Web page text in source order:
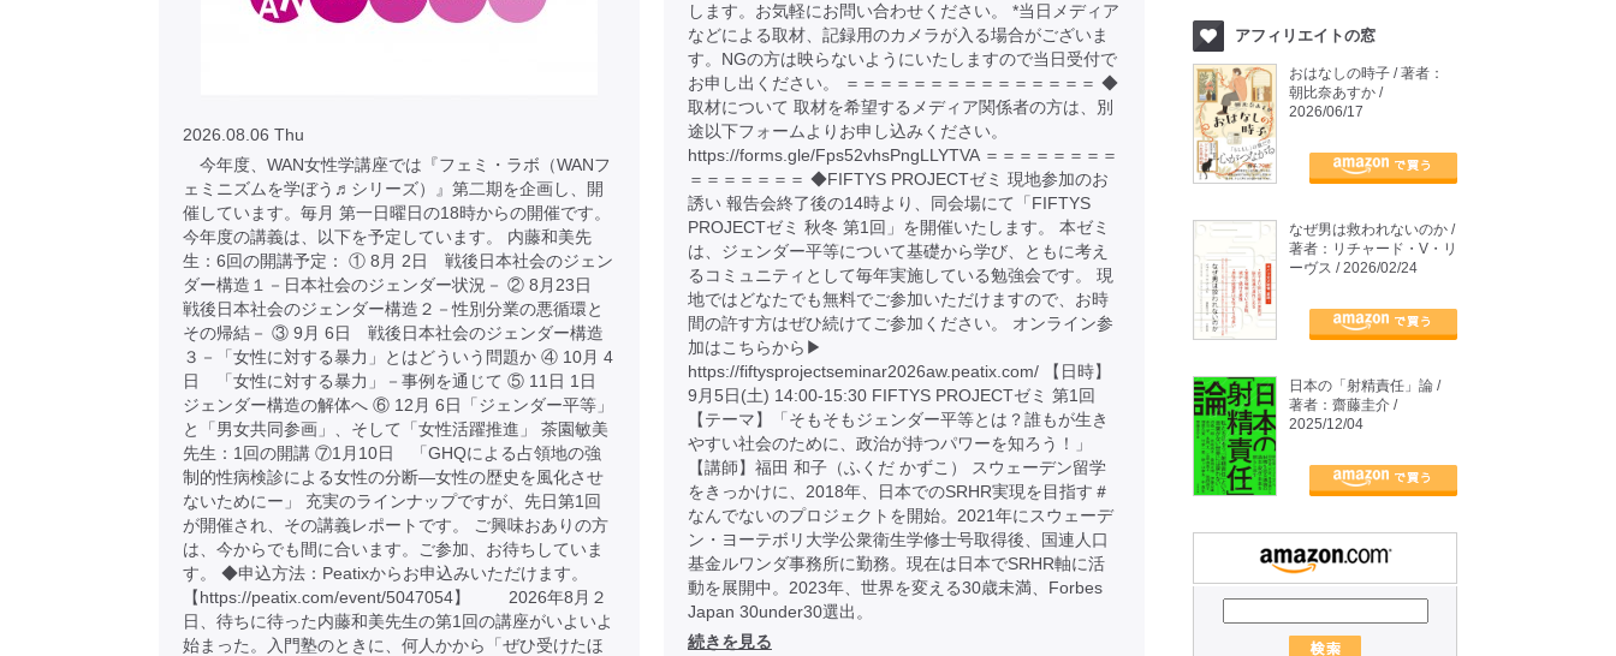
します。お気軽にお問い合わせください。 *当日メディア
などによる取材、記録用のカメラが入る場合がございま
す。NGの方は映らないようにいたしますので当日受付で
お申し出ください。 ＝＝＝＝＝＝＝＝＝＝＝＝＝＝＝ ◆
取材について 取材を希望するメディア関係者の方は、別
途以下フォームよりお申し込みください。
https://forms.gle/Fps52vhsPngLLYTVA ＝＝＝＝＝＝＝＝
＝＝＝＝＝＝＝ ◆FIFTYS PROJECTゼミ 現地参加のお
誘い 報告会終了後の14時より、同会場にて「FIFTYS
PROJECTゼミ 秋冬 第1回」を開催いたします。 本ゼミ
は、ジェンダー平等について基礎から学び、ともに考え
るコミュニティとして毎年実施している勉強会です。 現
地ではどなたでも無料でご参加いただけますので、お時
間の許す方はぜひ続けてご参加ください。 オンライン参
加はこちらから▶︎
https://fiftysprojectseminar2026aw.peatix.com/ 【日時】
9月5日(土) 14:00-15:30 FIFTYS PROJECTゼミ 第1回
【テーマ】「そもそもジェンダー平等とは？誰もが生き
やすい社会のために、政治が持つパワーを知ろう！」
【講師】福田 和子（ふくだ かずこ） スウェーデン留学
をきっかけに、2018年、日本でのSRHR実現を目指す＃
なんでないのプロジェクトを開始。2021年にスウェーデ
ン・ヨーテボリ大学公衆衛生学修士号取得後、国連人口
基金ルワンダ事務所に勤務。現在は日本でSRHR軸に活
動を展開中。2023年、世界を変える30歳未満、Forbes
Japan 30under30選出。
続きを見る
2026.08.06 Thu
今年度、WAN女性学講座では『フェミ・ラボ（WANフ
ェミニズムを学ぼう♬シリーズ）』第二期を企画し、開
催しています。毎月 第一日曜日の18時からの開催です。
今年度の講義は、以下を予定しています。 内藤和美先
生：6回の開講予定： ① 8月 2日 戦後日本社会のジェン
ダー構造１－日本社会のジェンダー状況－ ② 8月23日
戦後日本社会のジェンダー構造２－性別分業の悪循環と
その帰結－ ③ 9月 6日 戦後日本社会のジェンダー構造
３－「女性に対する暴力」とはどういう問題か ④ 10月 4
日 「女性に対する暴力」－事例を通じて ⑤ 11日 1日
ジェンダー構造の解体へ ⑥ 12月 6日「ジェンダー平等」
と「男女共同参画」、そして「女性活躍推進」 茶園敏美
先生：1回の開講 ⑦1月10日 「GHQによる占領地の強
制的性病検診による女性の分断―女性の歴史を風化させ
ないためにー」 充実のラインナップですが、先日第1回
が開催され、その講義レポートです。 ご興味おありの方
は、今からでも間に合います。ご参加、お待ちしていま
す。 ◆申込方法：Peatixからお申込みいただけます。
【https://peatix.com/event/5047054】 2026年8月２
日、待ちに待った内藤和美先生の第1回の講座がいよいよ
始まった。入門塾のときに、何人かから「ぜひ受けたほ
アフィリエイトの窓
おはなしの時子 / 著者：
朝比奈あすか /
2026/06/17
なぜ男は救われないのか /
著者：リチャード・V・リ
ーヴス / 2026/02/24
日本の「射精責任」論 /
著者：齋藤圭介 /
2025/12/04